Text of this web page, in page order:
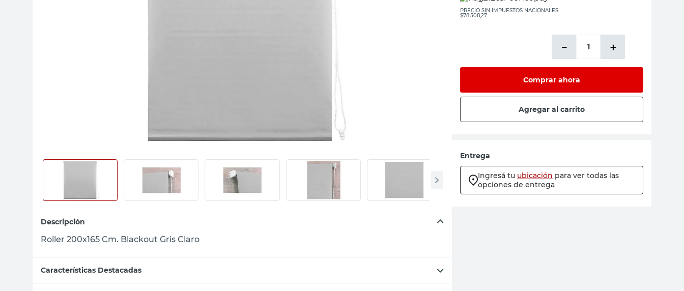
Descripción
Roller 200x165 Cm. Blackout Gris Claro
Características Destacadas
PRECIO SIN IMPUESTOS NACIONALES:
$78.508,27
＋
－
Comprar ahora
Agregar al carrito
Entrega
Ingresá tu ubicación para ver todas las
opciones de entrega